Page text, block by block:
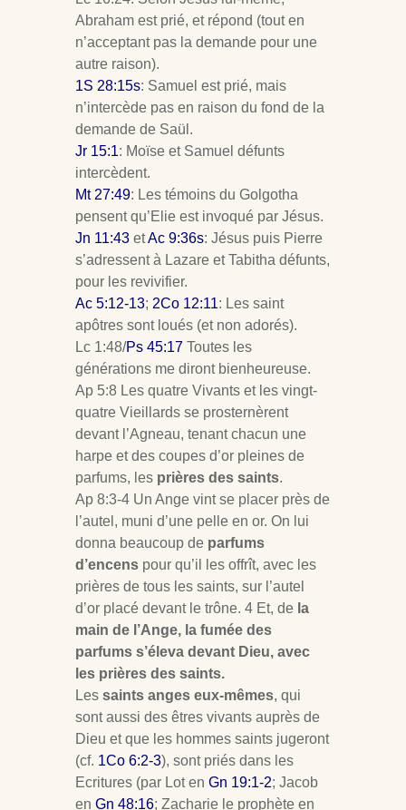
Abraham est prié, et répond (tout en
n’acceptant pas la demande pour une
autre raison).
1S 28:15s: Samuel est prié, mais
n’intercède pas en raison du fond de la
demande de Saül.
Jr 15:1: Moïse et Samuel défunts
intercèdent.
Mt 27:49: Les témoins du Golgotha
pensent qu’Elie est invoqué par Jésus.
Jn 11:43 etAc 9:36s: Jésus puis Pierre
s’adressent à Lazare et Tabitha défunts,
pour les revivifier.
Ac 5:12-13; 2Co 12:11: Les saint
apôtres sont loués (et non adorés).
Lc 1:48/Ps 45:17 Toutes les
générations me diront bienheureuse.
Ap 5:8 Les quatre Vivants et les vingt-
quatre Vieillards se prosternèrent
devant l’Agneau, tenant chacun une
harpe et des coupes d’or pleines de
parfums, les prières des saints.
Ap 8:3-4 Un Ange vint se placer près de
l’autel, muni d’une pelle en or. On lui
donna beaucoup de parfums
d’encens pour qu’il les offrît, avec les
prières de tous les saints, sur l’autel
d’or placé devant le trône. 4 Et, de la
main de l’Ange, la fumée des
parfums s’éleva devant Dieu, avec
les prières des saints.
Les saints anges eux-mêmes, qui
sont aussi des êtres vivants auprès de
Dieu et que les hommes saints jugeront
(cf. 1Co 6:2-3), sont priés dans les
Ecritures (par Lot en Gn 19:1-2; Jacob
en Gn 48:16; Zacharie le prophète en